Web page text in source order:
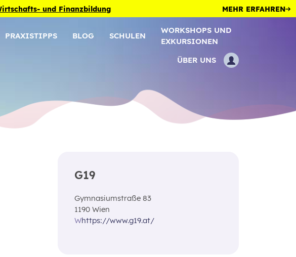
und Finanzbildung MEHR ERFAHREN
PRAXISTIPPS BLOG SCHULEN
WORKSHOPS UND
EXKURSIONEN
ÜBER UNS
G19
Gymnasiumstraße 83
1190 Wien
Whttps://www.g19.at/